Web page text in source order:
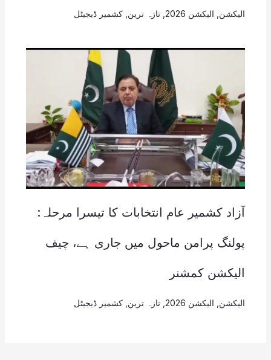
الیکشن الیکشن 2026 , تازہ ترین کشمیر ڈیجیٹل
آزاد کشمیر عام انتخابات کا تیسرا مرحلہ:
پولنگ پرامن ماحول میں جاری ہے، چیف
الیکشن کمشنر
الیکشن الیکشن 2026 , تازہ ترین کشمیر ڈیجیٹل